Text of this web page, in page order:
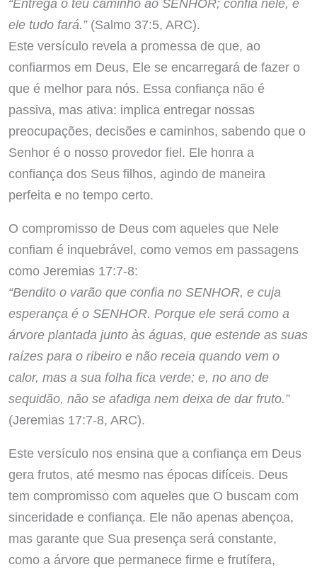
“Entrega o teu caminho ao SENHOR; confia nele, e
ele tudo fará.”(Salmo 37:5, ARC).
Este versículo revela a promessa de que, ao
confiarmos em Deus, Ele se encarregará de fazer o
que é melhor para nós. Essa confiança não é
passiva, mas ativa: implica entregar nossas
preocupações, decisões e caminhos, sabendo que o
Senhor é o nosso provedor fiel. Ele honra a
confiança dos Seus filhos, agindo de maneira
perfeita e no tempo certo.
O compromisso de Deus com aqueles que Nele
confiam é inquebrável, como vemos em passagens
como Jeremias 17:7-8:
“Bendito o varão que confia no SENHOR, e cuja
esperança é o SENHOR. Porque ele será como a
árvore plantada junto às águas, que estende as suas
raízes para o ribeiro e não receia quando vem o
calor, mas a sua folha fica verde; e, no ano de
sequidão, não se afadiga nem deixa de dar fruto.”
(Jeremias 17:7-8, ARC).
Este versículo nos ensina que a confiança em Deus
gera frutos, até mesmo nas épocas difíceis. Deus
tem compromisso com aqueles que O buscam com
sinceridade e confiança. Ele não apenas abençoa,
mas garante que Sua presença será constante,
como a árvore que permanece firme e frutífera,